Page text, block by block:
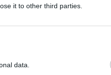
it to other third parties.
data.
ki Románia és
még
medermélyítés örve
ami ellentétes